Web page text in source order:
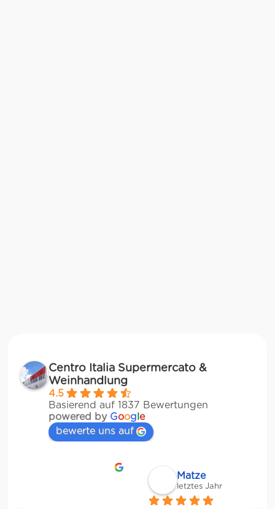
Centro Italia Supermercato &
Weinhandlung
4.5
Basierend auf 1837 Bewertungen
powered by Google
bewerte uns auf